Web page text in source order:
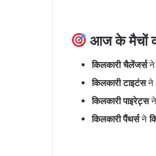
आज के मैचों
किलकारी चैलेंजर्स
किलकारी टाइटंसने
किलकारी पाइरेट्स
किलकारी पैंथर्सने